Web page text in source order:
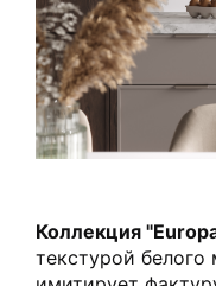
Коллекция
текстурой белого